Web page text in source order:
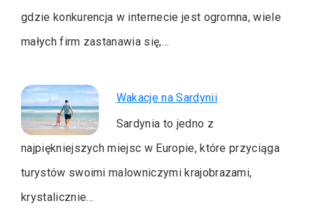
gdzie konkurencja w internecie jest ogromna, wiele
małych firm zastanawia się,…
Wakacje na Sardynii
Sardynia to jedno z
najpiękniejszych miejsc w Europie, które przyciąga
turystów swoimi malowniczymi krajobrazami,
krystalicznie…